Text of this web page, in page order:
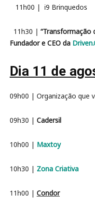
11h00 | i9 Brinquedos
11h30 | “Transformação
Fundador e CEO da
Dia 11 de
09h00 | Organização que
09h30 | Cadersil
10h00 | Maxtoy
10h30 | Zona Criativa
11h00 | Condor